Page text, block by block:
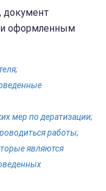
документ
оформленным
мер по дератизации;
работы;
являются